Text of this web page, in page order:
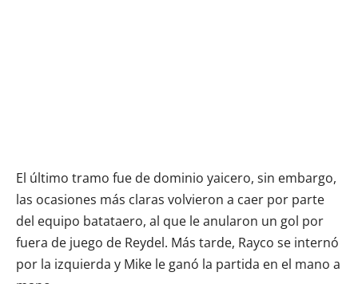
El último tramo fue de dominio yaicero, sin embargo,
las ocasiones más claras volvieron a caer por parte
del equipo batataero, al que le anularon un gol por
fuera de juego de Reydel. Más tarde, Rayco se internó
por la izquierda y Mike le ganó la partida en el mano a